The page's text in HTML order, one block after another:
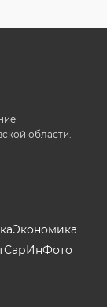
области.
Экономика
СарИнФото